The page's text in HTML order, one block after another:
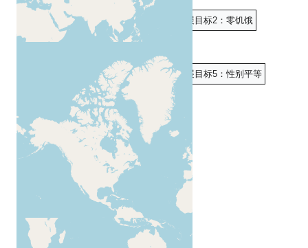
可持续发展目标01 消除贫困 可持续发展目标2：零饥饿
可持续发展目标04 优质教育 可持续发展目标5：性别平等
可持续发展目标06 清洁饮水和卫生设施
可持续发展目标7：经济适用的清洁能源
可持续发展目标08：体面工作和经济增长
可持续发展目标9：产业创新和基础设施
可持续发展目标10：减少不平等
可持续发展目标11：可持续城市和社区